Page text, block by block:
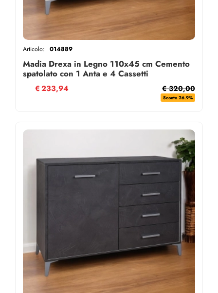
Madia Drexa in Legno 110x45 cm Cemento
spatolato con 1 Anta e 4 Cassetti
Articolo: 014889
€ 320,00
Sconto 26.9%
€233,94